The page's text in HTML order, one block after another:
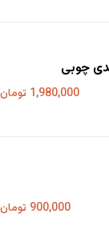
چوبی
1,980,000 تومان
900,000 تومان